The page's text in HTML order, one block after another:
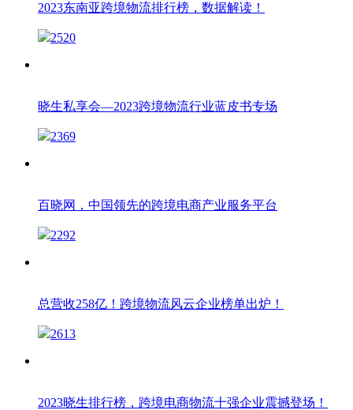
2023东南亚跨境物流排行榜，数据解读！
2520
晓生私享会—2023跨境物流行业蓝皮书专场
2369
百晓网，中国领先的跨境电商产业服务平台
2292
总营收258亿！跨境物流风云企业榜单出炉！
2613
2023晓生排行榜，跨境电商物流十强企业震撼登场！